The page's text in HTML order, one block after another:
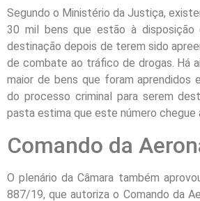
Segundo o Ministério da Justiça,
30 mil bens que estão à disposição
destinação depois de terem sido
de combate ao tráfico de drogas. Há
maior de bens que foram aprendidos
do processo criminal para serem
pasta estima que este número chegue
Comando da
O plenário da Câmara também
887/19, que autoriza o Comando da